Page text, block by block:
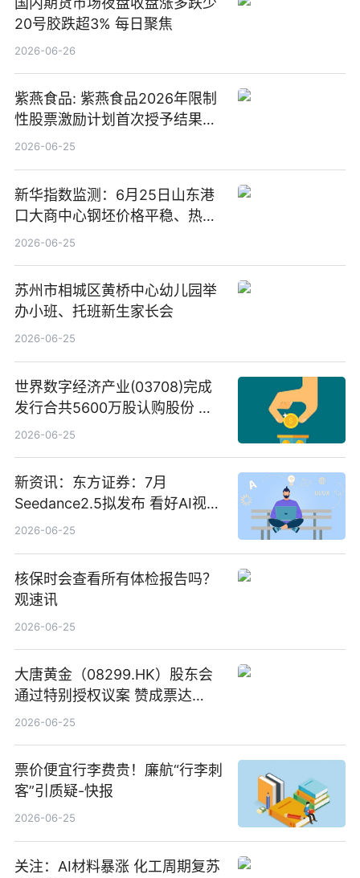
20号胶跌超3% 每日聚焦
2026-06-26
紫燕食品: 紫燕食品2026年限制
性股票激励计划首次授予结果公
告-微资讯
2026-06-25
新华指数监测：6月25日山东港
口大商中心钢坯价格平稳、热轧
C料价格微幅下跌
2026-06-25
苏州市相城区黄桥中心幼儿园举
办小班、托班新生家长会
2026-06-25
世界数字经济产业(03708)完成
发行合共5600万股认购股份 净
筹约1007万港元 独家焦点
2026-06-25
新资讯：东方证券：7月
Seedance2.5拟发布 看好AI视频
创作工作流进一步提效
2026-06-25
核保时会查看所有体检报告吗？
观速讯
2026-06-25
大唐黄金（08299.HK）股东会
通过特别授权议案 赞成票达
100%_新动态
2026-06-25
票价便宜行李费贵！廉航“行李刺
客”引质疑-快报
2026-06-25
关注：AI材料暴涨 化工周期复苏